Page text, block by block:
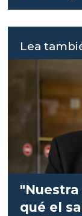
Lea
qué el